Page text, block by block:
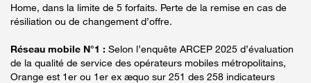
Home, dans la limite de 5 forfaits. Perte de la remise en cas de
résiliation ou de changement d’offre.
Réseau mobile N°1 : Selon l’enquête ARCEP 2025 d’évaluation
de la qualité de service des opérateurs mobiles métropolitains,
Orange est 1er ou 1er ex æquo sur 251 des 258 indicateurs